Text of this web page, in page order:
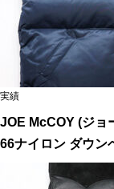
実績
JOE McCOY (ジョ
66ナイロン ダウン